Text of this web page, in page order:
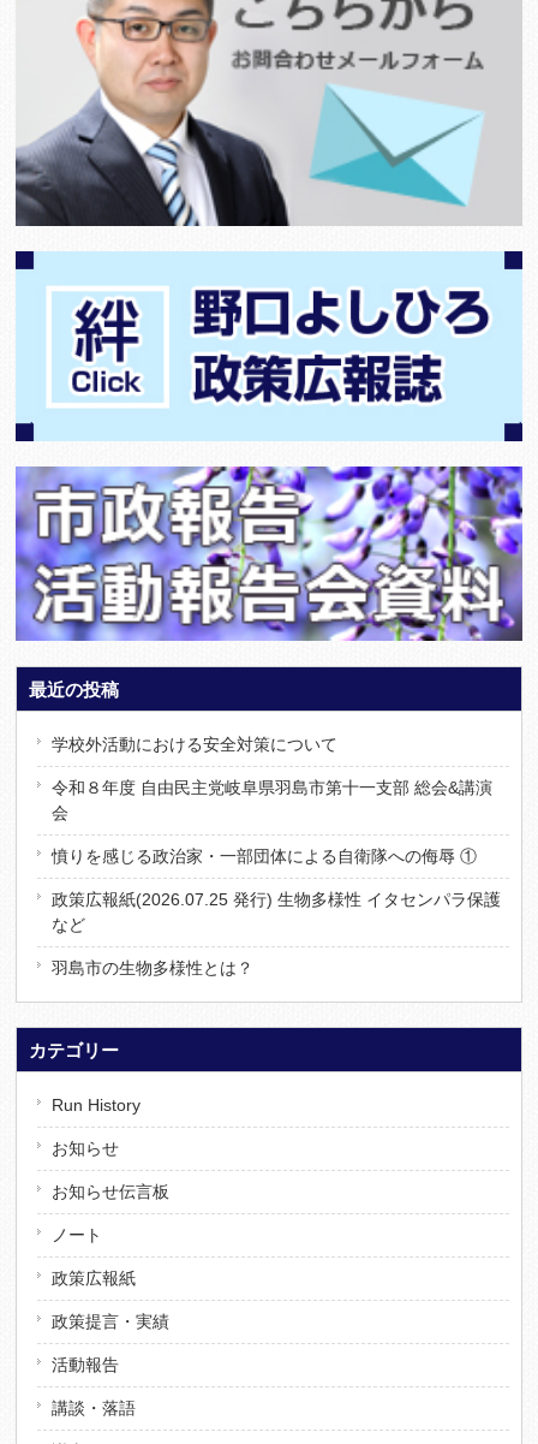
最近の投稿
学校外活動における安全対策について
令和８年度 自由民主党岐阜県羽島市第十一支部 総会&講演
会
憤りを感じる政治家・一部団体による自衛隊への侮辱 ①
政策広報紙(2026.07.25 発行) 生物多様性 イタセンパラ保護
など
羽島市の生物多様性とは？
カテゴリー
Run History
お知らせ
お知らせ伝言板
ノート
政策広報紙
政策提言・実績
活動報告
講談・落語